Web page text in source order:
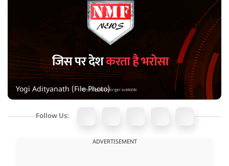
Yogi Adityanath (File Photo)
Follow Us:
ADVERTISEMENT